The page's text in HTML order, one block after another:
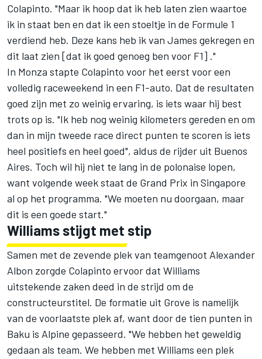
Colapinto. "Maar ik hoop dat ik heb laten zien waartoe
ik in staat ben en dat ik een stoeltje in de Formule 1
verdiend heb. Deze kans heb ik van James gekregen en
dit laat zien [dat ik goed genoeg ben voor F1] ."
In Monza stapte Colapinto voor het eerst voor een
volledig raceweekend in een F1-auto. Dat de resultaten
goed zijn met zo weinig ervaring, is iets waar hij best
trots op is. "Ik heb nog weinig kilometers gereden en om
dan in mijn tweede race direct punten te scoren is iets
heel positiefs en heel goed", aldus de rijder uit Buenos
Aires. Toch wil hij niet te lang in de polonaise lopen,
want volgende week staat de Grand Prix in Singapore
al op het programma. "We moeten nu doorgaan, maar
dit is een goede start."
Williams stijgt met stip
Samen met de zevende plek van teamgenoot Alexander
Albon zorgde Colapinto ervoor dat Williams
uitstekende zaken deed in de strijd om de
constructeurstitel. De formatie uit Grove is namelijk
van de voorlaatste plek af, want door de tien punten in
Baku is Alpine gepasseerd. "We hebben het geweldig
gedaan als team. We hebben met Williams een plek